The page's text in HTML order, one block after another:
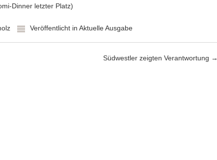
Dinner letzter Platz)
Veröffentlicht in Aktuelle Ausgabe
Südwestler zeigten Verantwortung →